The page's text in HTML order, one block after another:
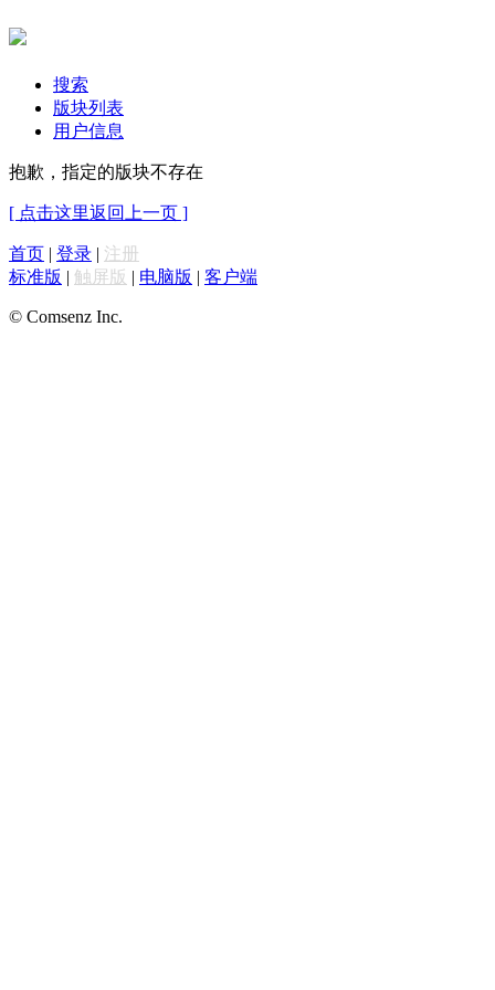
搜索
版块列表
用户信息
抱歉，指定的版块不存在
[ 点击这里返回上一页 ]
首页 | 登录 | 注册
标准版 | 触屏版 | 电脑版 | 客户端
© Comsenz Inc.